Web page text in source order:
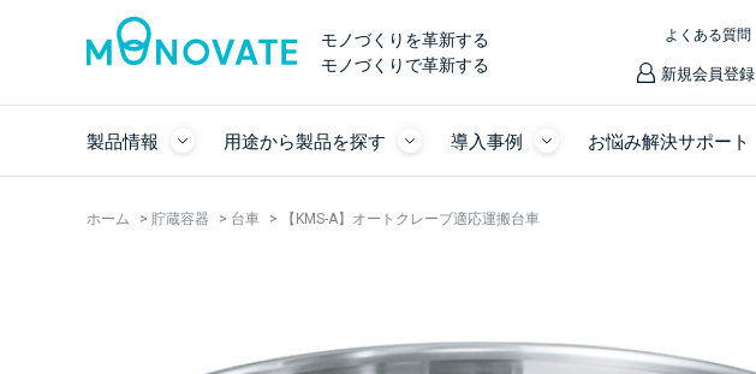
モノづくりを革新する
モノづくりで革新する
よくある質問
新規会員登録
製品情報 用途から製品を探す 導入事例 お悩み解決サポート
ホーム > 貯蔵容器 > 台車 > 【KMS-A】オートクレーブ適応運搬台車